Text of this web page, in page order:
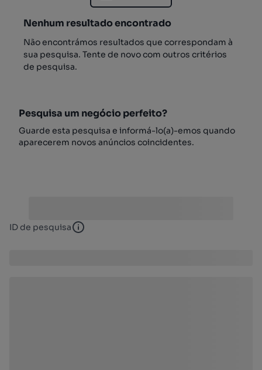
Nenhum resultado encontrado
Não encontrámos resultados que correspondam à
sua pesquisa. Tente de novo com outros critérios
de pesquisa.
Pesquisa um negócio perfeito?
Guarde esta pesquisa e informá-lo(a)-emos quando
aparecerem novos anúncios coincidentes.
ID de pesquisa ID de pesquisa